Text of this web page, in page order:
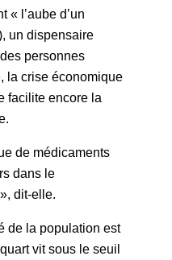
« l’aube d’un
un dispensaire
personnes
la crise économique
facilite encore la
de médicaments
dans le
dit-elle.
de la population est
vit sous le seuil